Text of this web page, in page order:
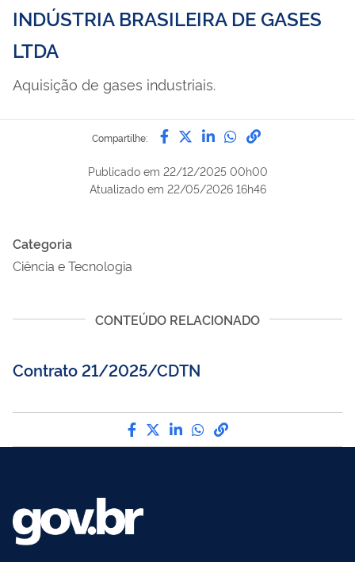
INDÚSTRIA BRASILEIRA DE GASES
LTDA
Aquisição de gases industriais.
Compartilhe: Compartilhe por Facebook
Compartilhe por Twitter
Compartilhe por
Compartilhe
link para
Publicado em 22/12/2025 00h00
Atualizado em 22/05/2026 16h46
Categoria
Ciência e Tecnologia
CONTEÚDO RELACIONADO
Contrato 21/2025/CDTN
Compartilhe por Facebook
Compartilhe por Twitter
Compartilhe por
Compartilhe por
link para Copiar